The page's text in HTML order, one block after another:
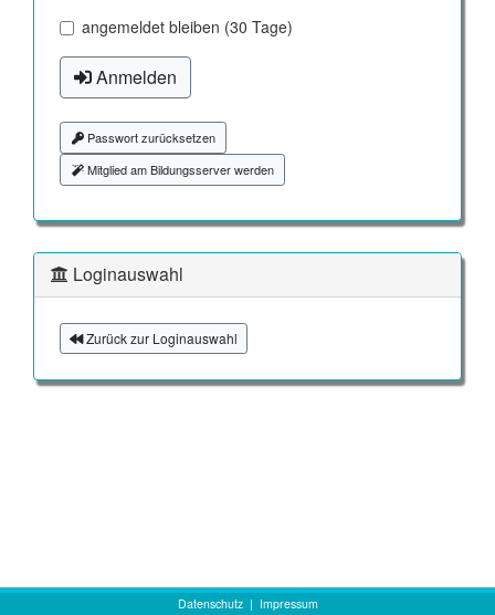
angemeldet bleiben (30 Tage)
Anmelden
Passwort zurücksetzen
Mitglied am Bildungsserver werden
Loginauswahl
Zurück zur Loginauswahl
Datenschutz| Impressum